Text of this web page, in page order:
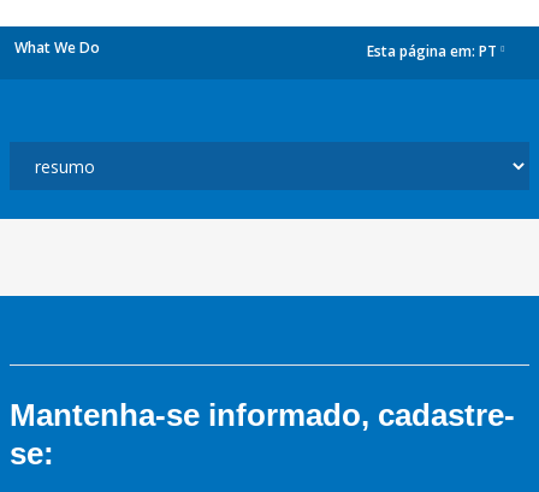
What We Do Esta página em: PT
Mantenha-se informado, cadastre-
se: